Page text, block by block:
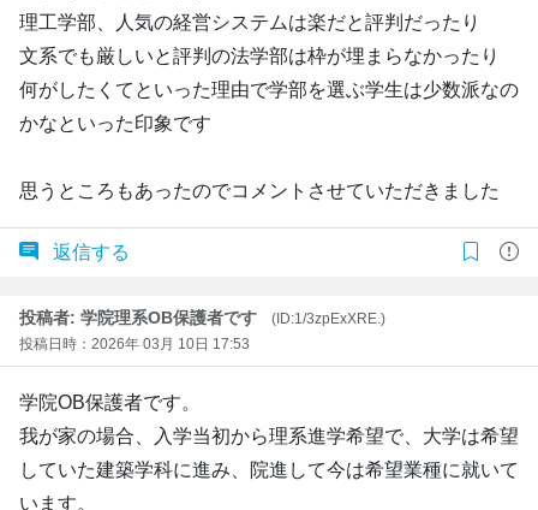
理工学部、人気の経営システムは楽だと評判だったり
文系でも厳しいと評判の法学部は枠が埋まらなかったり
何がしたくてといった理由で学部を選ぶ学生は少数派なの
かなといった印象です
思うところもあったのでコメントさせていただきました
返信する
投稿者: 学院理系OB保護者です
(ID:1/3zpExXRE.)
投稿日時：2026年 03月 10日 17:53
学院OB保護者です。
我が家の場合、入学当初から理系進学希望で、大学は希望
していた建築学科に進み、院進して今は希望業種に就いて
います。